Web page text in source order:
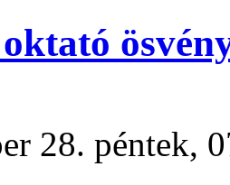
28. péntek,